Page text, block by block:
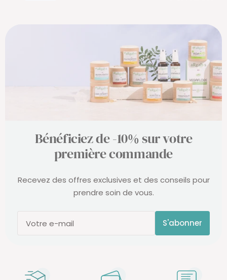
Bénéficiez de -10% sur votre
première commande
Recevez des offres exclusives et des conseils pour
prendre soin de vous.
Votre e-mail S'abonner